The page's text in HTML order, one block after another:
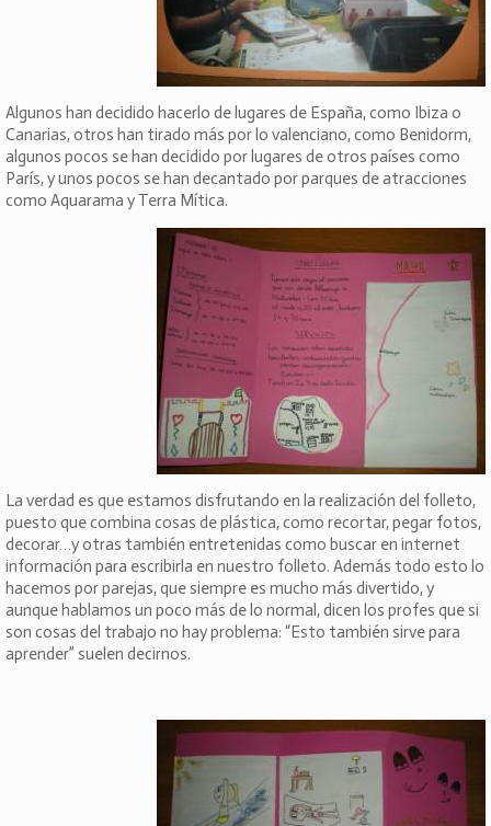
Algunos han decidido hacerlo de lugares de España, como Ibiza o
Canarias, otros han tirado más por lo valenciano, como Benidorm,
algunos pocos se han decidido por lugares de otros países como
París, y unos pocos se han decantado por parques de atracciones
como Aquarama y Terra Mítica.
La verdad es que estamos disfrutando en la realización del folleto,
puesto que combina cosas de plástica, como recortar, pegar fotos,
decorar…y otras también entretenidas como buscar en internet
información para escribirla en nuestro folleto. Además todo esto lo
hacemos por parejas, que siempre es mucho más divertido, y
aunque hablamos un poco más de lo normal, dicen los profes que si
son cosas del trabajo no hay problema: “Esto también sirve para
aprender” suelen decirnos.